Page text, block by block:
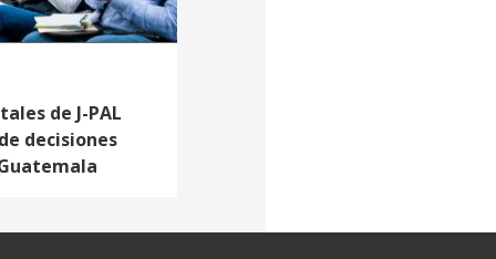
de J-PAL
decisiones